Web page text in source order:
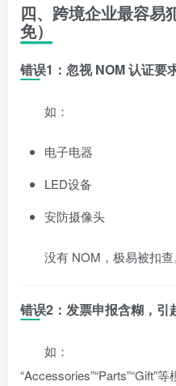
四、跨境企业最容易
免）
错误1：忽视 NOM 认证要
如：
电子电器
LED设备
安防摄像头
没有 NOM，极易被扣查
错误2：发票申报含糊，引
如：
“Accessories”“Parts”“Gift”等